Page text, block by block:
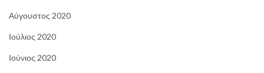
Αύγουστος 2020
Ιούλιος 2020
Ιούνιος 2020